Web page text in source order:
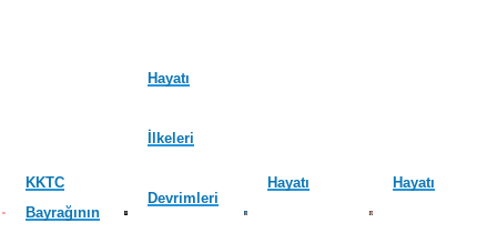
KKTC
Bayrağının
Hayatı
İlkeleri
Devrimleri
Hayatı Hayatı